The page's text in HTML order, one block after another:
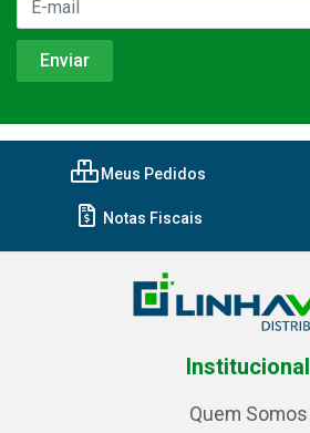
Meus Pedidos
Notas Fiscais
Institucional
Quem Somos